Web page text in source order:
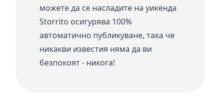
можете да се насладите на уикенда
Storrito осигурява 100%
автоматично публикуване, така че
никакви известия няма да ви
безпокоят - никога!